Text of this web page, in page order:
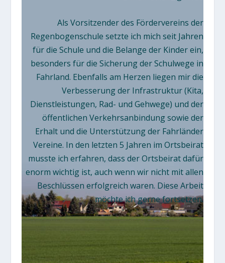
Als Vorsitzender des Fördervereins der
Regenbogenschule setzte ich mich seit Jahren
für die Schule und die Belange der Kinder ein,
besonders für die Sicherung der Schulwege in
Fahrland. Ebenfalls am Herzen liegen mir die
Verbesserung der Infrastruktur (Kita,
Dienstleistungen, Rad- und Gehwege) und der
öffentlichen Verkehrsanbindung sowie der
Erhalt und die Unterstützung der Fahrländer
Vereine. In den letzten 5 Jahren im Ortsbeirat
musste ich erfahren, dass der Ortsbeirat dafür
enorm wichtig ist, auch wenn wir nicht mit allen
Beschlüssen erfolgreich waren. Diese Arbeit
möchte ich gerne fortsetzen.